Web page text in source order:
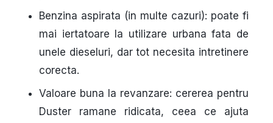
Benzina aspirata (in multe cazuri): poate fi
mai iertatoare la utilizare urbana fata de
unele dieseluri, dar tot necesita intretinere
corecta.
Valoare buna la revanzare: cererea pentru
Duster ramane ridicata, ceea ce ajuta